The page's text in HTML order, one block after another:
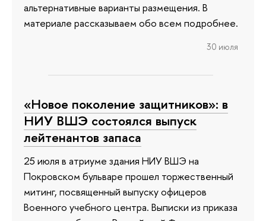
альтернативные варианты размещения. В
материале рассказываем обо всем подробнее.
30 июля
«Новое поколение защитников»: в
НИУ ВШЭ состоялся выпуск
лейтенантов запаса
25 июля в атриуме здания НИУ ВШЭ на
Покровском бульваре прошел торжественный
митинг, посвященный выпуску офицеров
Военного учебного центра. Выписки из приказа